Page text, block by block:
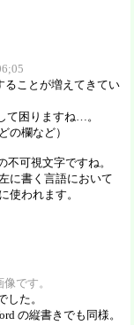
ることが増えてきてい
て困りますね…。
の欄など）
可視文字ですね。
に書く言語において
使われます。
です。
した。
の縦書きでも同様。